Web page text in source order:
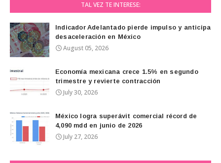
TAL VEZ TE INTERESE:
Indicador Adelantado pierde impulso y anticipa
desaceleración en México
August 05, 2026
Economía mexicana crece 1.5% en segundo
trimestre y revierte contracción
July 30, 2026
México logra superávit comercial récord de
4,090 mdd en junio de 2026
July 27, 2026